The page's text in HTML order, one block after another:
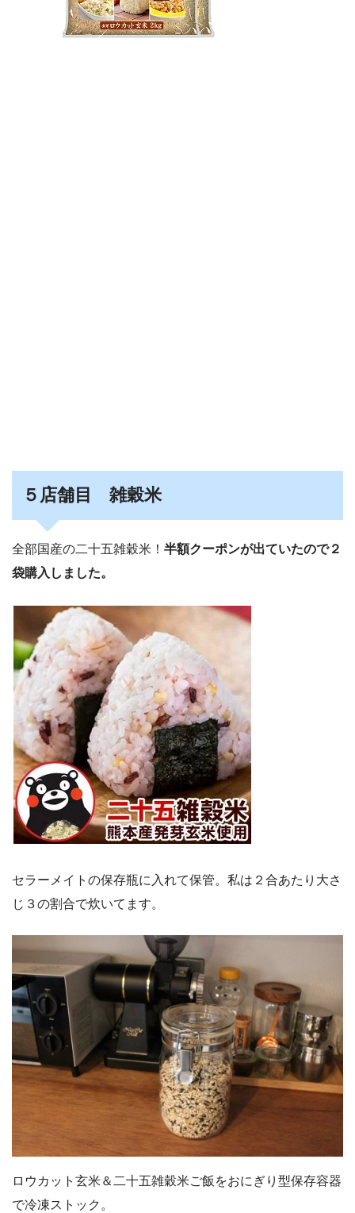
５店舗目 雑穀米
全部国産の二十五雑穀米！ 半額クーポンが出ていたので２
袋購入しました。
セラーメイトの保存瓶に入れて保管。私は２合あたり大さ
じ３の割合で炊いてます。
ロウカット玄米＆二十五雑穀米ご飯をおにぎり型保存容器
で冷凍ストック。